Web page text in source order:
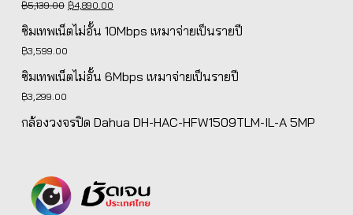
฿4,839.00.
฿5,139.00 Original
price
฿4,890.00Current
ซิมเทพเน็ตไม่อั้น 10Mbps เหมาจ่ายเป็นรายปี
฿3,599.00
ซิมเทพเน็ตไม่อั้น 6Mbps เหมาจ่ายเป็นรายปี
฿3,299.00
กล้องวงจรปิด Dahua DH-HAC-HFW1509TLM-IL-A 5MP